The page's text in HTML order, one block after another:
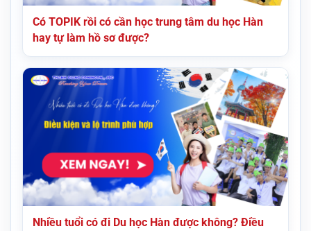
Có TOPIK rồi có cần học trung tâm du học Hàn
hay tự làm hồ sơ được?
Nhiều tuổi có đi Du học Hàn được không? Điều